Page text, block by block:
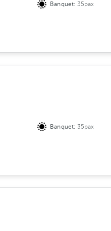
Banquet: 35pax
Banquet: 35pax